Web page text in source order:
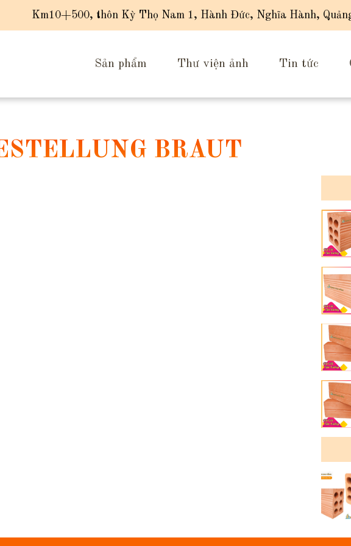
Km10+500, thôn Kỳ Thọ Nam 1, Hành Đức, Nghĩa Hành,
Sản phẩm Thư viện ảnh Tin tức
BRAUT